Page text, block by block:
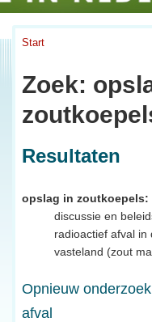
Start
Zoek:
Resultaten
opslag in zoutkoepels:
discussie en
radioactief afval
vasteland (zout
Opnieuw
afval